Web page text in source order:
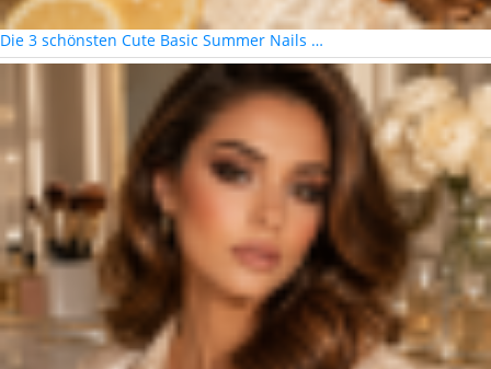
Die 3 schönsten Cute Basic Summer Nails …